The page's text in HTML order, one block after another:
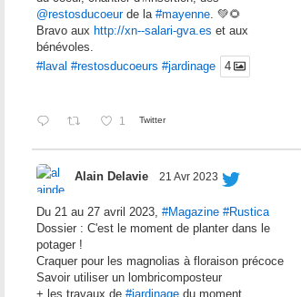
@restosducoeurde la#mayenne. 💚🌻
Bravo aux http://xn--salari-gva.es et aux
bénévoles.
#laval #restosducoeurs #jardinage 4
1 Twitter
Alain Delavie 21 Avr 2023
Du 21 au 27 avril 2023,#Magazine #Rustica
Dossier : C'est le moment de planter dans le
potager !
Craquer pour les magnolias à floraison précoce
Savoir utiliser un lombricomposteur
+ les travaux de#jardinage du moment